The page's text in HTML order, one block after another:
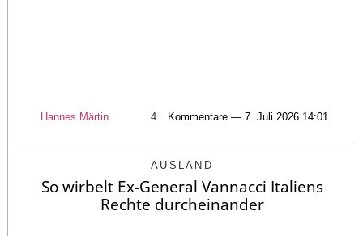
Hannes Märtin 4 Kommentare — 7. Juli 2026 14:01
AUSLAND
So wirbelt Ex-General Vannacci Italiens
Rechte durcheinander